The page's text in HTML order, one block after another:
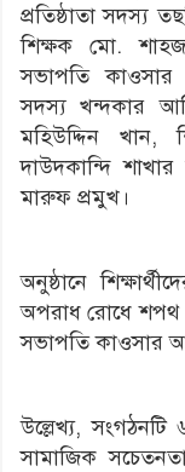
প্রতিষ্ঠাতা সদস্য
শিক্ষক মো.
সভাপতি
সদস্য খন্দকার
মহিউদ্দিন খান,
দাউদকান্দি
মারুফ প্রমুখ।
অনুষ্ঠানে
অপরাধ রোধে শপথ
সভাপতি কাওসার
উল্লেখ্য,
সামাজিক